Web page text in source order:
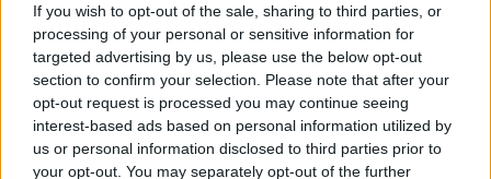
If you wish to opt-out of the sale, sharing to third parties, or
processing of your personal or sensitive information for
targeted advertising by us, please use the below opt-out
section to confirm your selection. Please note that after your
opt-out request is processed you may continue seeing
interest-based ads based on personal information utilized by
us or personal information disclosed to third parties prior to
your opt-out. You may separately opt-out of the further
Hinweise sind ziemlich schwierig, deshalb haben wir uns
entschieden, alle Antworten zu teilen.
Dies ist ein unterhaltsames Kreuzworträtselspiel mit
jeden Tag einem neuen Kreuzworträtsel. Zugriff auf
Hunderte von Rätseln direkt auf Ihrem Android-Gerät.
Spielen oder wiederholen Sie Ihre Kreuzworträtsel, wann
und wo Sie möchten! Trainieren Sie Ihr Gehirn und lösen